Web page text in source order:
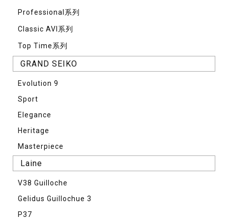
Professional系列
Classic AVI系列
Top Time系列
GRAND SEIKO
Evolution 9
Sport
Elegance
Heritage
Masterpiece
Laine
V38 Guilloche
Gelidus Guillochue 3
P37